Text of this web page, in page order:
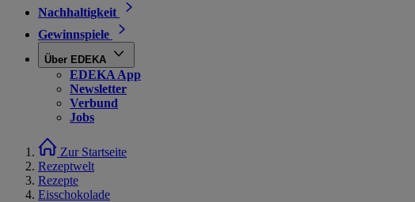
Nachhaltigkeit
Gewinnspiele
Über EDEKA
EDEKA App
Newsletter
Verbund
Jobs
Zur Startseite
Rezeptwelt
Rezepte
Eisschokolade